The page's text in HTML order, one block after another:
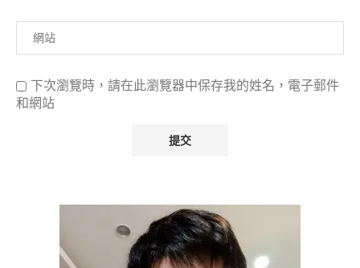
下次瀏覽時，請在此瀏覽器中保存我的姓名，電子郵件
和網站